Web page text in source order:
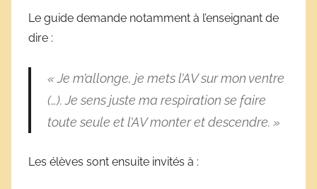
Le guide demande notamment à l’enseignant de
dire :
« Je m’allonge, je mets l’AV sur mon ventre
(…). Je sens juste ma respiration se faire
toute seule et l’AV monter et descendre. »
Les élèves sont ensuite invités à :